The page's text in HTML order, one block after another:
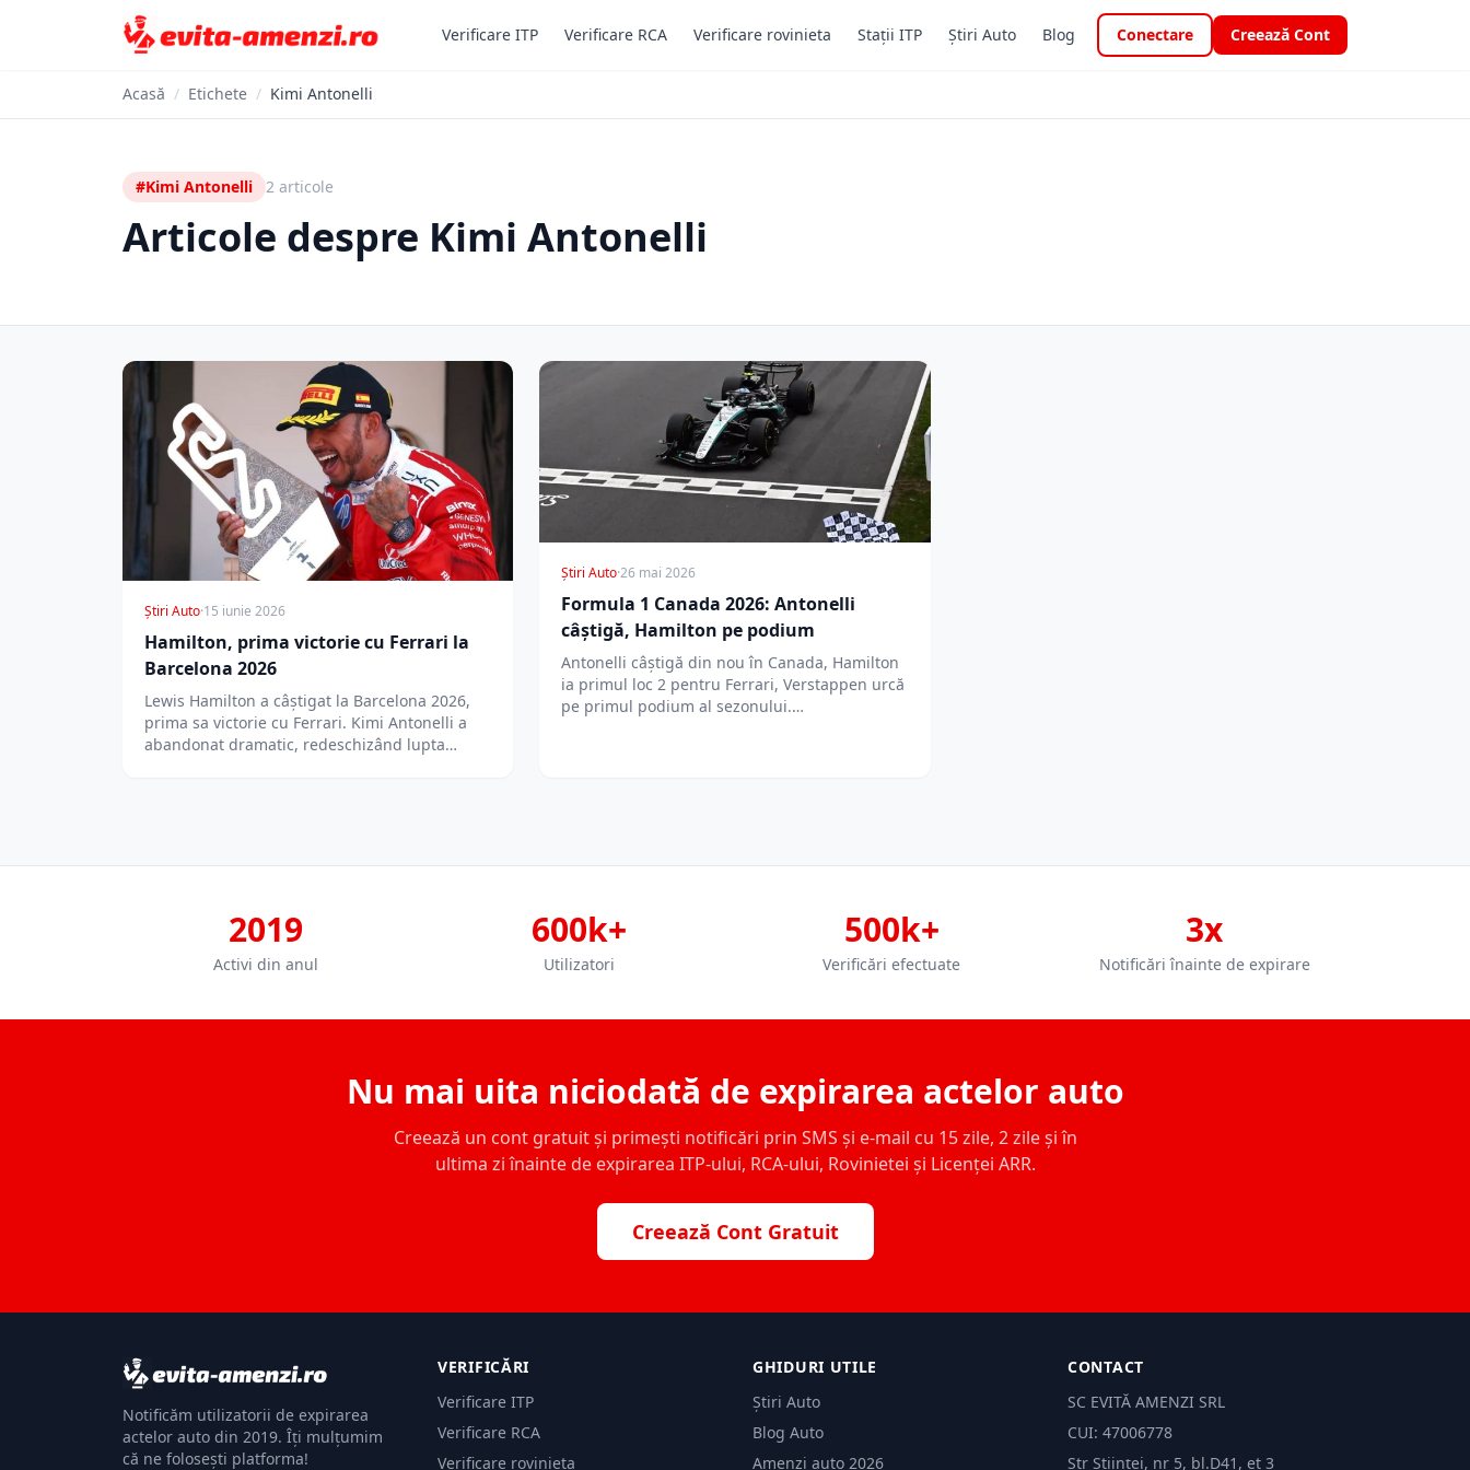
Verificare ITP Verificare RCA Verificare rovinieta Stații ITP Știri Auto Blog Conectare Creează Cont
Acasă / Etichete / Kimi Antonelli
#Kimi Antonelli 2 articole
Articole despre Kimi Antonelli
Știri Auto·15 iunie 2026
Hamilton, prima victorie cu Ferrari la
Barcelona 2026
Lewis Hamilton a câștigat la Barcelona 2026,
prima sa victorie cu Ferrari. Kimi Antonelli a
abandonat dramatic, redeschizând lupta
Știri Auto·26 mai 2026
Formula 1 Canada 2026: Antonelli
câștigă, Hamilton pe podium
Antonelli câștigă din nou în Canada, Hamilton
ia primul loc 2 pentru Ferrari, Verstappen urcă
pe primul podium al sezonului.…
2019
Activi din anul
600k+
Utilizatori
500k+
Verificări efectuate
3x
Notificări înainte de expirare
Nu mai uita niciodată de expirarea actelor auto
Creează un cont gratuit și primești notificări prin SMS și e-mail cu 15 zile, 2 zile și în
ultima zi înainte de expirarea ITP-ului, RCA-ului, Rovinietei și Licenței ARR.
Creează Cont Gratuit
Notificăm utilizatorii de expirarea
actelor auto din 2019. Îți mulțumim
că ne folosești platforma!
VERIFICĂRI
Verificare ITP
Verificare RCA
Verificare rovinieta
GHIDURI UTILE
Știri Auto
Blog Auto
Amenzi auto 2026
CONTACT
SC EVITĂ AMENZI SRL
CUI: 47006778
Str Științei, nr 5, bl.D41, et 3